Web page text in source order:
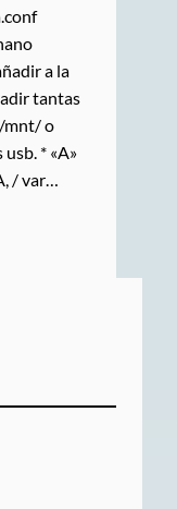
a la
tantas
mnt/ o
* «A»
/ var…